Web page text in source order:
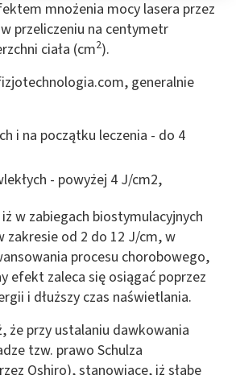
mnożenia mocy lasera przez
przeliczeniu na centymetr
ciała (cm2).
generalnie
i na początku leczenia - do 4
- powyżej 4 J/cm2,
w zabiegach biostymulacyjnych
zakresie od 2 do 12 J/cm, w
procesu chorobowego,
efekt zaleca się osiągać poprzez
i dłuższy czas naświetlania.
że przy ustalaniu dawkowania
tzw. prawo Schulza
Oshiro), stanowiące, iż słabe
danych do
celu spersonalizowanych
do wyboru
reklam
celu personalizacji treści
w celu doboru
treści
reklam
treści
dzięki statystyce lub
różnych źródeł